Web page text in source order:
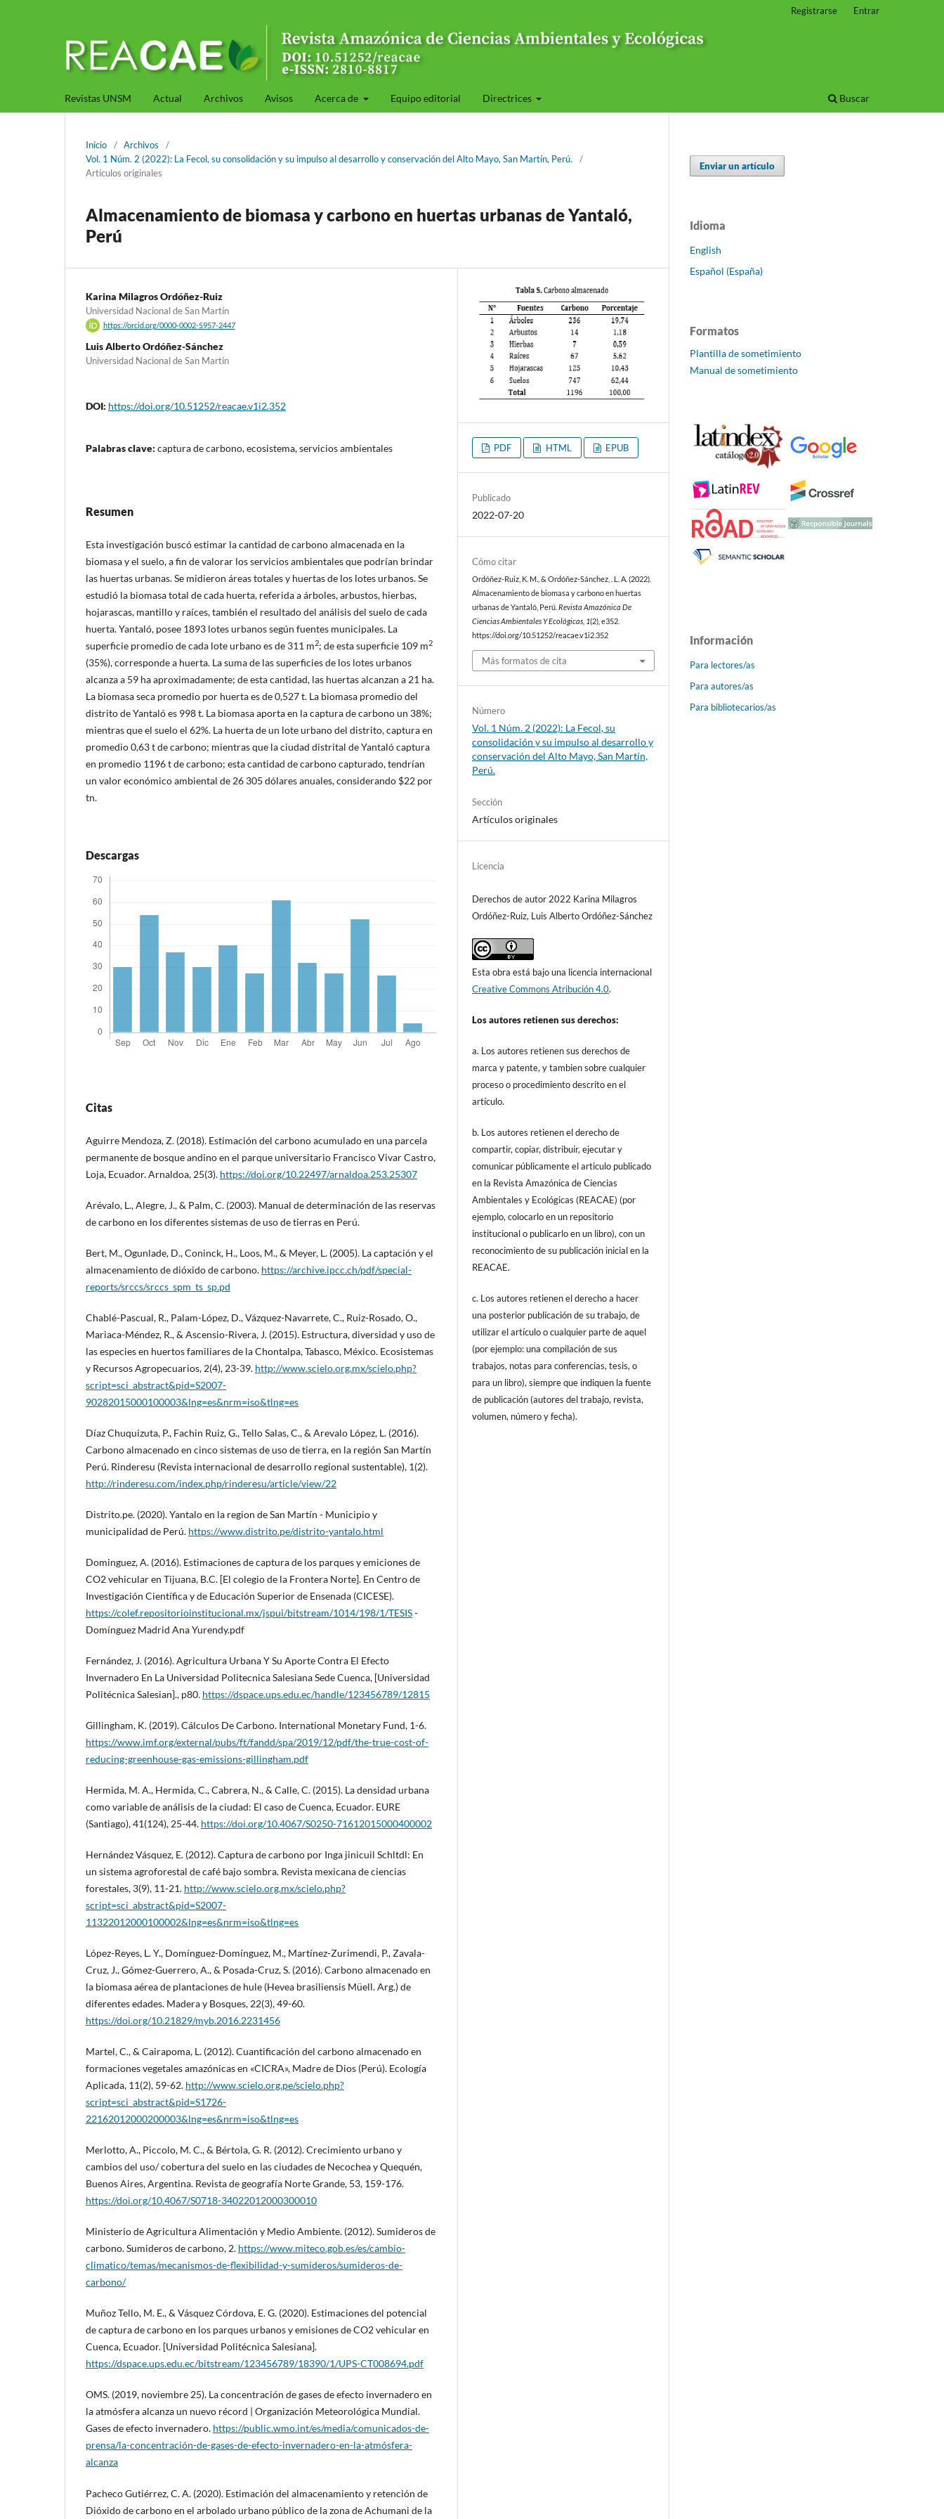
Revistas UNSM Actual Archivos Avisos Acerca de Equipo editorial Directrices Buscar
Registrarse Entrar
Inicio / Archivos
/
Vol. 1 Núm. 2 (2022): La Fecol, su consolidación y su impulso al desarrollo y conservación del Alto Mayo, San Martín, Perú.
/
Artículos originales
Almacenamiento de biomasa y carbono en huertas urbanas de Yantaló,
Perú
Karina Milagros Ordóñez-Ruiz
Universidad Nacional de San Martín
https://orcid.org/0000-0002-5957-2447
Luis Alberto Ordóñez-Sánchez
Universidad Nacional de San Martín
DOI: https://doi.org/10.51252/reacae.v1i2.352
Palabras clave: captura de carbono, ecosistema, servicios ambientales
Resumen
Esta investigación buscó estimar la cantidad de carbono almacenada en la
biomasa y el suelo, a fin de valorar los servicios ambientales que podrían brindar
las huertas urbanas. Se midieron áreas totales y huertas de los lotes urbanos. Se
estudió la biomasa total de cada huerta, referida a árboles, arbustos, hierbas,
hojarascas, mantillo y raíces, también el resultado del análisis del suelo de cada
huerta. Yantaló, posee 1893 lotes urbanos según fuentes municipales. La
superficie promedio de cada lote urbano es de 311 m2; de esta superficie 109 m2
(35%), corresponde a huerta. La suma de las superficies de los lotes urbanos
alcanza a 59 ha aproximadamente; de esta cantidad, las huertas alcanzan a 21 ha.
La biomasa seca promedio por huerta es de 0,527 t. La biomasa promedio del
distrito de Yantaló es 998 t. La biomasa aporta en la captura de carbono un 38%;
mientras que el suelo el 62%. La huerta de un lote urbano del distrito, captura en
promedio 0,63 t de carbono; mientras que la ciudad distrital de Yantaló captura
en promedio 1196 t de carbono; esta cantidad de carbono capturado, tendrían
un valor económico ambiental de 26 305 dólares anuales, considerando $22 por
tn.
Descargas
Citas
Aguirre Mendoza, Z. (2018). Estimación del carbono acumulado en una parcela
permanente de bosque andino en el parque universitario Francisco Vivar Castro,
Loja, Ecuador. Arnaldoa, 25(3). https://doi.org/10.22497/arnaldoa.253.25307
Arévalo, L., Alegre, J., & Palm, C. (2003). Manual de determinación de las reservas
de carbono en los diferentes sistemas de uso de tierras en Perú.
Bert, M., Ogunlade, D., Coninck, H., Loos, M., & Meyer, L. (2005). La captación y el
almacenamiento de dióxido de carbono. https://archive.ipcc.ch/pdf/special-
reports/srccs/srccs_spm_ts_sp.pd
Chablé-Pascual, R., Palam-López, D., Vázquez-Navarrete, C., Ruiz-Rosado, O.,
Mariaca-Méndez, R., & Ascensio-Rivera, J. (2015). Estructura, diversidad y uso de
las especies en huertos familiares de la Chontalpa, Tabasco, México. Ecosistemas
y Recursos Agropecuarios, 2(4), 23-39. http://www.scielo.org.mx/scielo.php?
script=sci_abstract&pid=S2007-
90282015000100003&lng=es&nrm=iso&tlng=es
Díaz Chuquizuta, P., Fachin Ruiz, G., Tello Salas, C., & Arevalo López, L. (2016).
Carbono almacenado en cinco sistemas de uso de tierra, en la región San Martín
Perú. Rinderesu (Revista internacional de desarrollo regional sustentable), 1(2).
http://rinderesu.com/index.php/rinderesu/article/view/22
Distrito.pe. (2020). Yantalo en la region de San Martín - Municipio y
municipalidad de Perú. https://www.distrito.pe/distrito-yantalo.html
Dominguez, A. (2016). Estimaciones de captura de los parques y emiciones de
CO2 vehicular en Tijuana, B.C. [El colegio de la Frontera Norte]. En Centro de
Investigación Científica y de Educación Superior de Ensenada (CICESE).
https://colef.repositorioinstitucional.mx/jspui/bitstream/1014/198/1/TESIS-
Domínguez Madrid Ana Yurendy.pdf
Fernández, J. (2016). Agricultura Urbana Y Su Aporte Contra El Efecto
Invernadero En La Universidad Politecnica Salesiana Sede Cuenca, [Universidad
Politécnica Salesian]., p80. https://dspace.ups.edu.ec/handle/123456789/12815
Gillingham, K. (2019). Cálculos De Carbono. International Monetary Fund, 1-6.
https://www.imf.org/external/pubs/ft/fandd/spa/2019/12/pdf/the-true-cost-of-
reducing-greenhouse-gas-emissions-gillingham.pdf
Hermida, M. A., Hermida, C., Cabrera, N., & Calle, C. (2015). La densidad urbana
como variable de análisis de la ciudad: El caso de Cuenca, Ecuador. EURE
(Santiago), 41(124), 25-44. https://doi.org/10.4067/S0250-71612015000400002
Hernández Vásquez, E. (2012). Captura de carbono por Inga jinicuil Schltdl: En
un sistema agroforestal de café bajo sombra. Revista mexicana de ciencias
forestales, 3(9), 11-21. http://www.scielo.org.mx/scielo.php?
script=sci_abstract&pid=S2007-
11322012000100002&lng=es&nrm=iso&tlng=es
López-Reyes, L. Y., Domínguez-Domínguez, M., Martínez-Zurimendi, P., Zavala-
Cruz, J., Gómez-Guerrero, A., & Posada-Cruz, S. (2016). Carbono almacenado en
la biomasa aérea de plantaciones de hule (Hevea brasiliensis Müell. Arg.) de
diferentes edades. Madera y Bosques, 22(3), 49-60.
https://doi.org/10.21829/myb.2016.2231456
Martel, C., & Cairapoma, L. (2012). Cuantificación del carbono almacenado en
formaciones vegetales amazónicas en «CICRA», Madre de Dios (Perú). Ecología
Aplicada, 11(2), 59-62. http://www.scielo.org.pe/scielo.php?
script=sci_abstract&pid=S1726-
22162012000200003&lng=es&nrm=iso&tlng=es
Merlotto, A., Piccolo, M. C., & Bértola, G. R. (2012). Crecimiento urbano y
cambios del uso/ cobertura del suelo en las ciudades de Necochea y Quequén,
Buenos Aires, Argentina. Revista de geografía Norte Grande, 53, 159-176.
https://doi.org/10.4067/S0718-34022012000300010
Ministerio de Agricultura Alimentación y Medio Ambiente. (2012). Sumideros de
carbono. Sumideros de carbono, 2. https://www.miteco.gob.es/es/cambio-
climatico/temas/mecanismos-de-flexibilidad-y-sumideros/sumideros-de-
carbono/
Muñoz Tello, M. E., & Vásquez Córdova, E. G. (2020). Estimaciones del potencial
de captura de carbono en los parques urbanos y emisiones de CO2 vehicular en
Cuenca, Ecuador. [Universidad Politécnica Salesiana].
https://dspace.ups.edu.ec/bitstream/123456789/18390/1/UPS-CT008694.pdf
OMS. (2019, noviembre 25). La concentración de gases de efecto invernadero en
la atmósfera alcanza un nuevo récord | Organización Meteorológica Mundial.
Gases de efecto invernadero. https://public.wmo.int/es/media/comunicados-de-
prensa/la-concentración-de-gases-de-efecto-invernadero-en-la-atmósfera-
alcanza
Pacheco Gutiérrez, C. A. (2020). Estimación del almacenamiento y retención de
Dióxido de carbono en el arbolado urbano público de la zona de Achumani de la
PDF HTML EPUB
Publicado
2022-07-20
Cómo citar
Ordóñez-Ruiz, K. M., & Ordóñez-Sánchez, . L. A. (2022).
Almacenamiento de biomasa y carbono en huertas
urbanas de Yantaló, Perú.Revista Amazónica De
Ciencias Ambientales Y Ecológicas 1(2), e352.
https://doi.org/10.51252/reacae.v1i2.352
Más formatos de cita
Número
Vol. 1 Núm. 2 (2022): La Fecol, su
consolidación y su impulso al desarrollo y
conservación del Alto Mayo, San Martín,
Perú.
Sección
Artículos originales
Licencia
Derechos de autor 2022 Karina Milagros
Ordóñez-Ruiz, Luis Alberto Ordóñez-Sánchez
Esta obra está bajo una licencia internacional
Creative Commons Atribución 4.0.
Los autores retienen sus derechos:
a. Los autores retienen sus derechos de
marca y patente, y tambien sobre cualquier
proceso o procedimiento descrito en el
artículo.
b. Los autores retienen el derecho de
compartir, copiar, distribuir, ejecutar y
comunicar públicamente el articulo publicado
en la Revista Amazónica de Ciencias
Ambientales y Ecológicas (REACAE) (por
ejemplo, colocarlo en un repositorio
institucional o publicarlo en un libro), con un
reconocimiento de su publicación inicial en la
REACAE.
c. Los autores retienen el derecho a hacer
una posterior publicación de su trabajo, de
utilizar el artículo o cualquier parte de aquel
(por ejemplo: una compilación de sus
trabajos, notas para conferencias, tesis, o
para un libro), siempre que indiquen la fuente
de publicación (autores del trabajo, revista,
volumen, número y fecha).
Enviar un artículo
Idioma
English
Español (España)
Formatos
Plantilla de sometimiento
Manual de sometimiento
Información
Para lectores/as
Para autores/as
Para bibliotecarios/as